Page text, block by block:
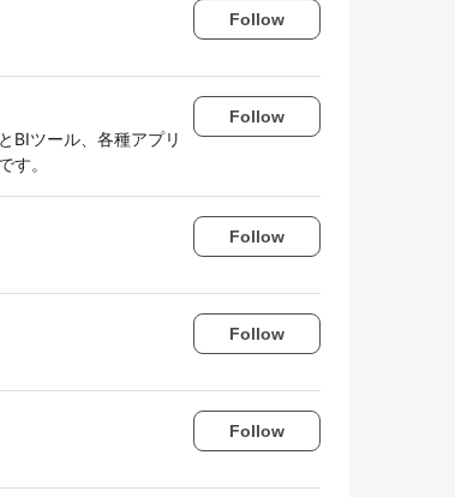
Follow
BIツール、各種アプリ
す。
Follow
Follow
Follow
Follow